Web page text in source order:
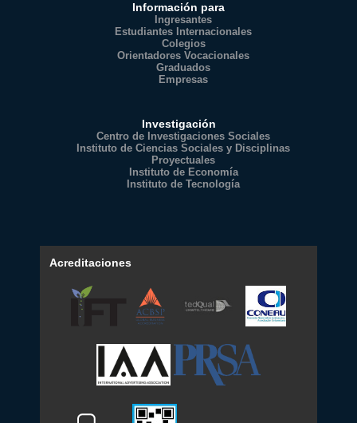
Información para
Ingresantes
Estudiantes Internacionales
Colegios
Orientadores Vocacionales
Graduados
Empresas
Investigación
Centro de Investigaciones Sociales
Instituto de Ciencias Sociales y Disciplinas
Proyectuales
Instituto de Economía
Instituto de Tecnología
Acreditaciones